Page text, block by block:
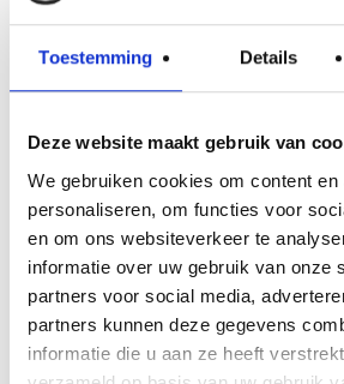
Toestemming Details
Deze website maakt gebruik van
We gebruiken cookies om content
personaliseren, om functies voor
en om ons websiteverkeer te
informatie over uw gebruik van onze
partners voor social media,
partners kunnen deze gegevens
informatie die u aan ze heeft
Facility for Future 2017
Verkroost Nieuws
UITNODIGING Facility for Future
event voor het creëren van